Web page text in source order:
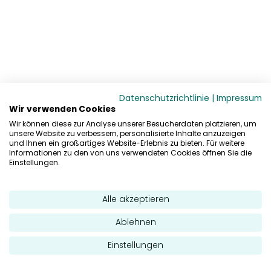
Datenschutzrichtlinie | Impressum
Wir verwenden Cookies
Wir können diese zur Analyse unserer Besucherdaten platzieren, um
unsere Website zu verbessern, personalisierte Inhalte anzuzeigen
und Ihnen ein großartiges Website-Erlebnis zu bieten. Für weitere
Informationen zu den von uns verwendeten Cookies öffnen Sie die
Einstellungen.
Alle akzeptieren
Ablehnen
Einstellungen